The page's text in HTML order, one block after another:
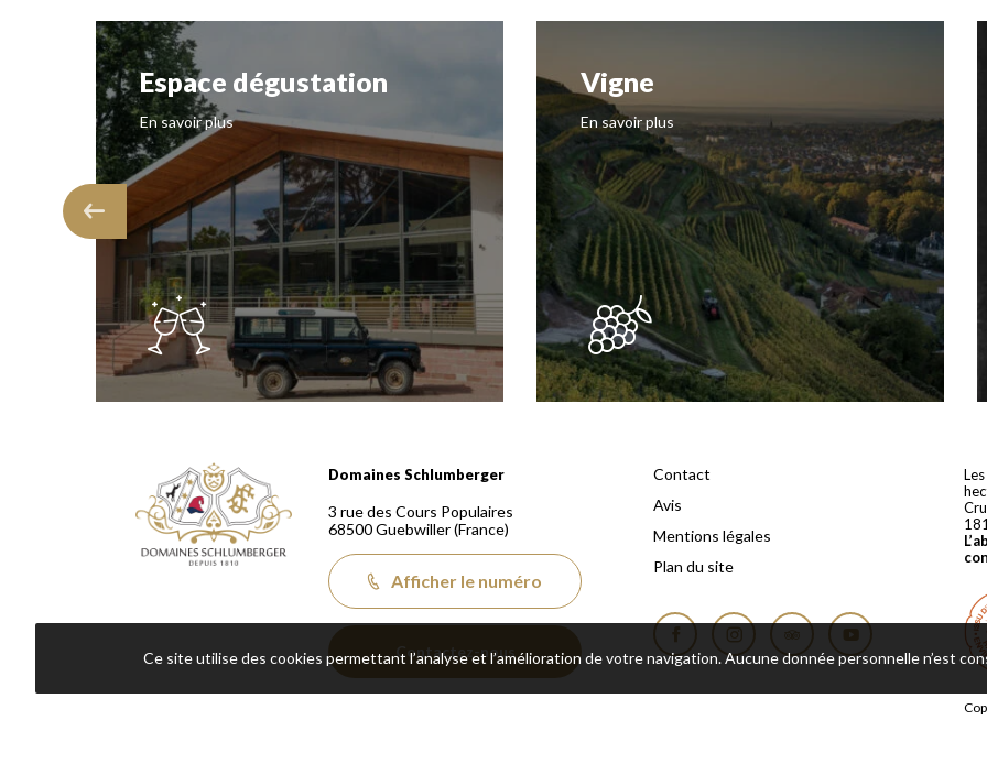
Espace dégustation
En savoir plus
Vigne
En savoir plus
Domaines Schlumberger Vignerons 100% récoltants depuis 1810
Domaines Schlumberger
3 rue des Cours Populaires
68500Guebwiller(France)
Afficher le numéro
Contactez-nous
Contact
Avis
Mentions légales
Plan du site
FacebookInstagramTripadvisorYouTube
Ce site utilise des cookies permettant l’analyse et l’amélioration de votre navigation. Aucune donnée personnelle n’est